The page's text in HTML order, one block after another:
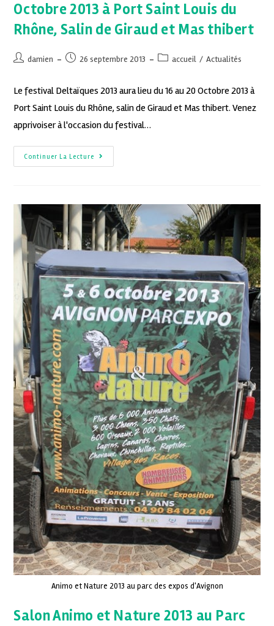
Octobre 2013 à Port Saint Louis du
Rhône, Salin de Giraud et Mas thibert
damien 26 septembre 2013 accueil / Actualités
Le festival Deltaïques 2013 aura lieu du 16 au 20 Octobre 2013 à
Port Saint Louis du Rhône, salin de Giraud et Mas thibert. Venez
apprivoiser à l'occasion du festival…
Continuer La Lecture
Animo et Nature 2013 au parc des expos d'Avignon
Salon Animo et Nature 2013 au Parc